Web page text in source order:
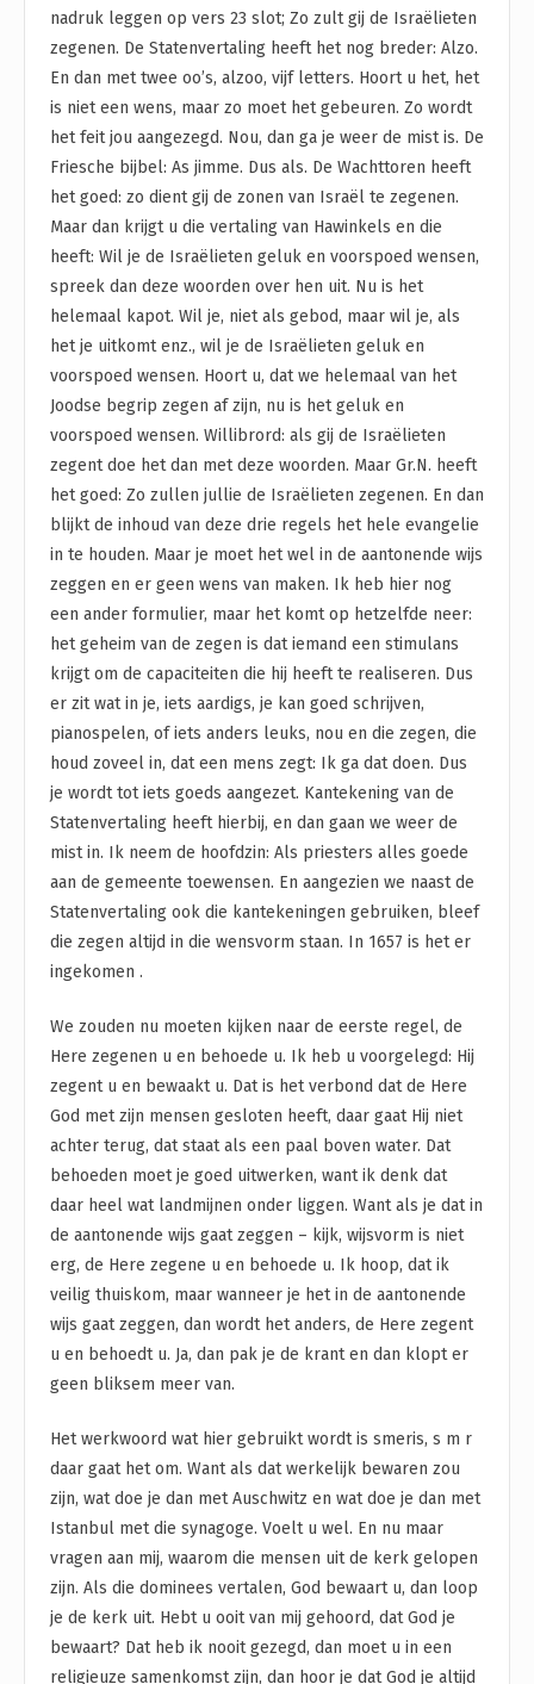
nadruk leggen op vers 23 slot; Zo zult gij de Israëlieten
zegenen. De Statenvertaling heeft het nog breder: Alzo.
En dan met twee oo’s, alzoo, vijf letters. Hoort u het, het
is niet een wens, maar zo moet het gebeuren. Zo wordt
het feit jou aangezegd. Nou, dan ga je weer de mist is. De
Friesche bijbel: As jimme. Dus als. De Wachttoren heeft
het goed: zo dient gij de zonen van Israël te zegenen.
Maar dan krijgt u die vertaling van Hawinkels en die
heeft: Wil je de Israëlieten geluk en voorspoed wensen,
spreek dan deze woorden over hen uit. Nu is het
helemaal kapot. Wil je, niet als gebod, maar wil je, als
het je uitkomt enz., wil je de Israëlieten geluk en
voorspoed wensen. Hoort u, dat we helemaal van het
Joodse begrip zegen af zijn, nu is het geluk en
voorspoed wensen. Willibrord: als gij de Israëlieten
zegent doe het dan met deze woorden. Maar Gr.N. heeft
het goed: Zo zullen jullie de Israëlieten zegenen. En dan
blijkt de inhoud van deze drie regels het hele evangelie
in te houden. Maar je moet het wel in de aantonende wijs
zeggen en er geen wens van maken. Ik heb hier nog
een ander formulier, maar het komt op hetzelfde neer:
het geheim van de zegen is dat iemand een stimulans
krijgt om de capaciteiten die hij heeft te realiseren. Dus
er zit wat in je, iets aardigs, je kan goed schrijven,
pianospelen, of iets anders leuks, nou en die zegen, die
houd zoveel in, dat een mens zegt: Ik ga dat doen. Dus
je wordt tot iets goeds aangezet. Kantekening van de
Statenvertaling heeft hierbij, en dan gaan we weer de
mist in. Ik neem de hoofdzin: Als priesters alles goede
aan de gemeente toewensen. En aangezien we naast de
Statenvertaling ook die kantekeningen gebruiken, bleef
die zegen altijd in die wensvorm staan. In 1657 is het er
ingekomen .
We zouden nu moeten kijken naar de eerste regel, de
Here zegenen u en behoede u. Ik heb u voorgelegd: Hij
zegent u en bewaakt u. Dat is het verbond dat de Here
God met zijn mensen gesloten heeft, daar gaat Hij niet
achter terug, dat staat als een paal boven water. Dat
behoeden moet je goed uitwerken, want ik denk dat
daar heel wat landmijnen onder liggen. Want als je dat in
de aantonende wijs gaat zeggen – kijk, wijsvorm is niet
erg, de Here zegene u en behoede u. Ik hoop, dat ik
veilig thuiskom, maar wanneer je het in de aantonende
wijs gaat zeggen, dan wordt het anders, de Here zegent
u en behoedt u. Ja, dan pak je de krant en dan klopt er
geen bliksem meer van.
Het werkwoord wat hier gebruikt wordt is smeris, s m r
daar gaat het om. Want als dat werkelijk bewaren zou
zijn, wat doe je dan met Auschwitz en wat doe je dan met
Istanbul met die synagoge. Voelt u wel. En nu maar
vragen aan mij, waarom die mensen uit de kerk gelopen
zijn. Als die dominees vertalen, God bewaart u, dan loop
je de kerk uit. Hebt u ooit van mij gehoord, dat God je
bewaart? Dat heb ik nooit gezegd, dan moet u in een
religieuze samenkomst zijn, dan hoor je dat God je altijd